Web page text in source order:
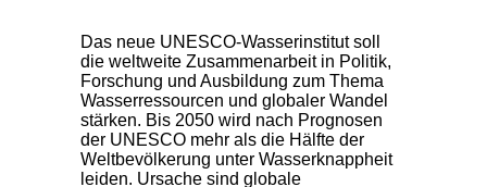
Das neue UNESCO-Wasserinstitut soll
die weltweite Zusammenarbeit in Politik,
Forschung und Ausbildung zum Thema
Wasserressourcen und globaler Wandel
stärken. Bis 2050 wird nach Prognosen
der UNESCO mehr als die Hälfte der
Weltbevölkerung unter Wasserknappheit
leiden. Ursache sind globale